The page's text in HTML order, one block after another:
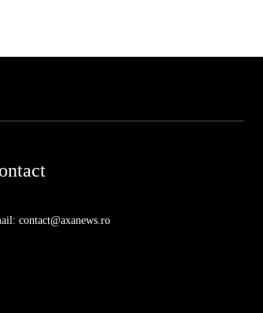
contact@axanews.ro